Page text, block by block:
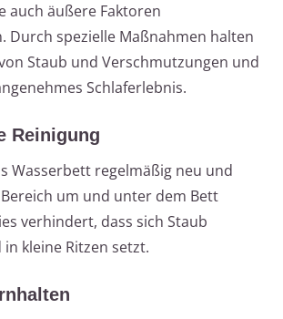
auch äußere Faktoren
Durch spezielle Maßnahmen halten
Staub und Verschmutzungen und
Schlaferlebnis.
Reinigung
Wasserbett regelmäßig neu und
um und unter dem Bett
verhindert, dass sich Staub
kleine Ritzen setzt.